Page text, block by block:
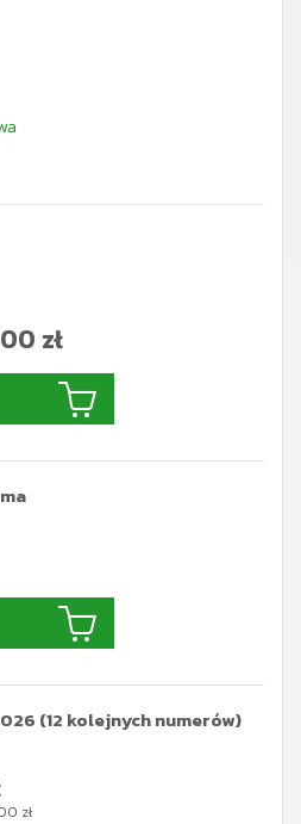
zł
(12 kolejnych numerów)
zł